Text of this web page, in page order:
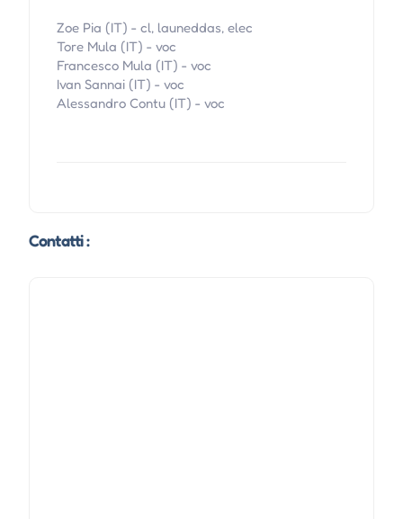
Zoe Pia (IT) - cl, launeddas, elec
Tore Mula (IT) - voc
Francesco Mula (IT) - voc
Ivan Sannai (IT) - voc
Alessandro Contu (IT) - voc
Contatti :